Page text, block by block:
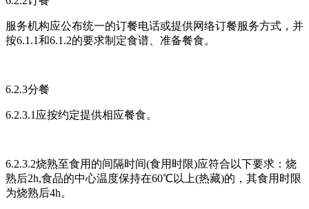
服务机构应公布统一的订餐电话或提供网络订餐服务方式，并
按6.1.1和6.1.2的要求制定食谱、准备餐食。
6.2.3分餐
6.2.3.1应按约定提供相应餐食。
6.2.3.2烧熟至食用的间隔时间(食用时限)应符合以下要求：烧
熟后2h,食品的中心温度保持在60℃以上(热藏)的，其食用时限
为烧熟后4h。